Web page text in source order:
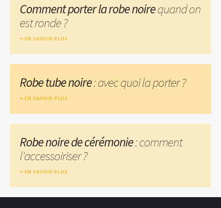
Comment porter la robe noirequand on
est ronde ?
EN SAVOIR PLUS
Robe tube noire: avec quoi la porter ?
EN SAVOIR PLUS
Robe noire de cérémonie: comment
l'accessoiriser ?
EN SAVOIR PLUS